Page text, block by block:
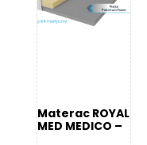
Materac ROYAL
MED MEDICO –